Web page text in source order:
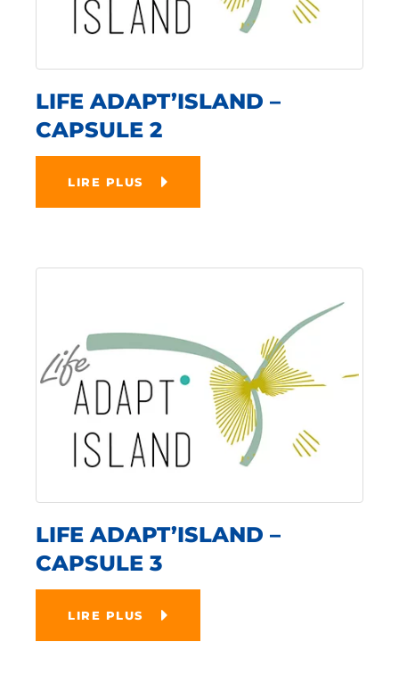
LIFE ADAPT’ISLAND –
CAPSULE 2
LIRE PLUS
LIFE ADAPT’ISLAND –
CAPSULE 3
LIRE PLUS